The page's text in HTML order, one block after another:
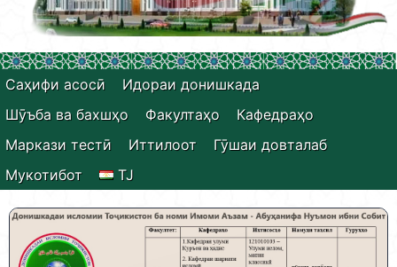
Саҳифи асосӣ
Идораи донишкада
Шӯъба ва бахшҳо
Факултаҳо
Кафедраҳо
Маркази тестӣ
Иттилоот
Гӯшаи довталаб
Мукотибот
TJ